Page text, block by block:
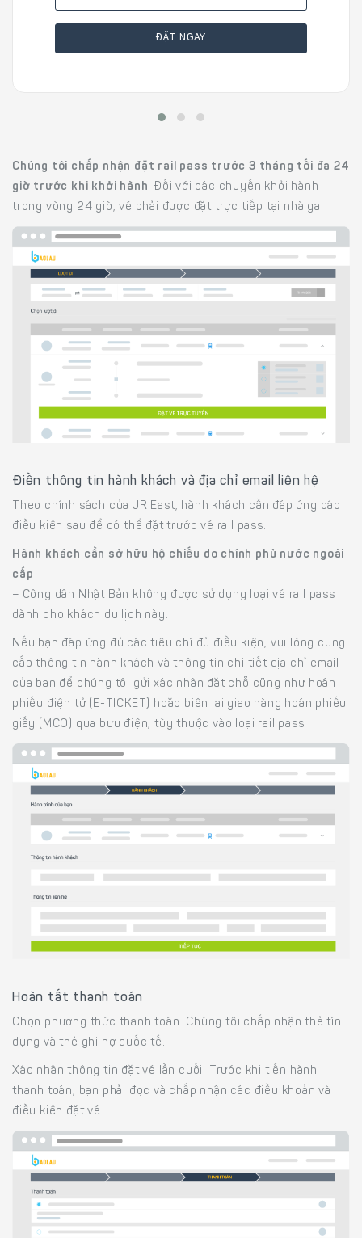
ĐẶT NGAY
Chúng tôi chấp nhận đặt rail pass trước 3 tháng tối đa 24
giờ trước khi khởi hành. Đối với các chuyến khởi hành
trong vòng 24 giờ, vé phải được đặt trực tiếp tại nhà ga.
Điền thông tin hành khách và địa chỉ email liên hệ
Theo chính sách của JR East, hành khách cần đáp ứng các
điều kiện sau để có thể đặt trước vé rail pass.
Hành khách cần sở hữu hộ chiếu do chính phủ nước ngoài
cấp
− Công dân Nhật Bản không được sử dụng loại vé rail pass
dành cho khách du lịch này.
Nếu bạn đáp ứng đủ các tiêu chí đủ điều kiện, vui lòng cung
cấp thông tin hành khách và thông tin chi tiết địa chỉ email
của bạn để chúng tôi gửi xác nhận đặt chỗ cũng như hoán
phiếu điện tử (E-TICKET) hoặc biên lai giao hàng hoán phiếu
giấy (MCO) qua bưu điện, tùy thuộc vào loại rail pass.
Hoàn tất thanh toán
Chọn phương thức thanh toán. Chúng tôi chấp nhận thẻ tín
dụng và thẻ ghi nợ quốc tế.
Xác nhận thông tin đặt vé lần cuối. Trước khi tiến hành
thanh toán, bạn phải đọc và chấp nhận các điều khoản và
điều kiện đặt vé.